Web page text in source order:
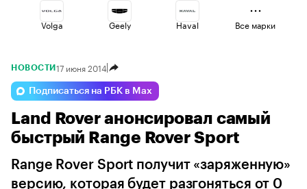
Volga Geely Haval
Jaecoo Changan
Lada Esteo Omoda
Все марки
НОВОСТИ 17 июня 2014
Подписаться на РБК в Max
Land Rover анонсировал самый
быстрый Range Rover Sport
Range Rover Sport получит «заряженную»
версию, которая будет разгоняться от 0